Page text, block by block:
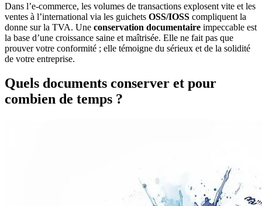
Dans l’e-commerce, les volumes de transactions explosent vite et les
ventes à l’international via les guichets OSS/IOSS compliquent la
donne sur la TVA. Une conservation documentaire impeccable est
la base d’une croissance saine et maîtrisée. Elle ne fait pas que
prouver votre conformité ; elle témoigne du sérieux et de la solidité
de votre entreprise.
Quels documents conserver et pour
combien de temps ?